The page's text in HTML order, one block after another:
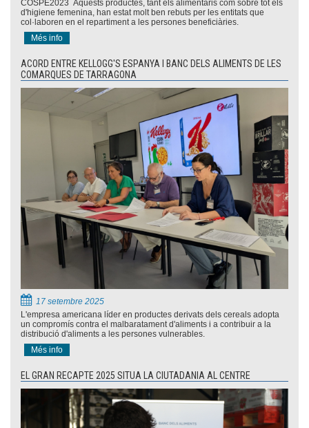
COSPE2023 Aquests productes, tant els alimentaris com sobre tot els
d'higiene femenina, han estat molt ben rebuts per les entitats que
col·laboren en el repartiment a les persones beneficiàries.
Més info
ACORD ENTRE KELLOGG'S ESPANYA I BANC DELS ALIMENTS DE LES
COMARQUES DE TARRAGONA
17 setembre 2025
L'empresa americana líder en productes derivats dels cereals adopta
un compromís contra el malbaratament d'aliments i a contribuir a la
distribució d'aliments a les persones vulnerables.
Més info
EL GRAN RECAPTE 2025 SITUA LA CIUTADANIA AL CENTRE